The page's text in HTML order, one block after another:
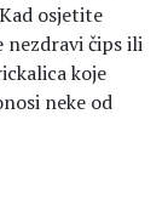
osjetite
nezdravi čips ili
koje
neke od